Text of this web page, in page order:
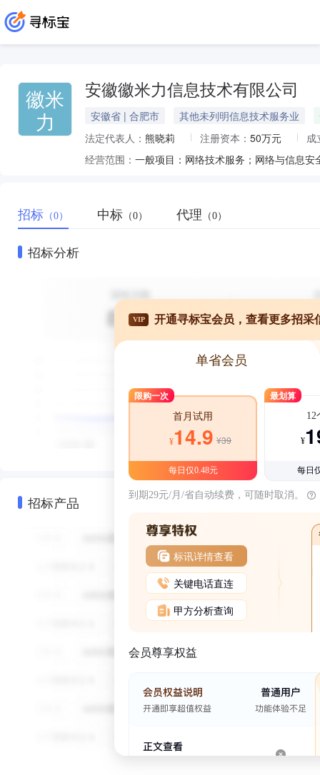
徽米
力
安徽徽米力信息技术有限公司
安徽省 | 合肥市 其他未列明信息技术服务业
法定代表人： 熊晓莉 注册资本： 50万元
成
经营范围：
招标 （0） 中标 （0） 代理 （0）
招标分析
招标产品
VIP 开通寻标宝会员，查看更多招采
单省会员
限购一次
首月试用
¥14.9 ¥39
每日仅0.48元
最划算
12
¥
每日
到期29元/月/省自动续费，可随时取消。
标讯详情查看
关键电话直连
甲方分析查询
会员尊享权益